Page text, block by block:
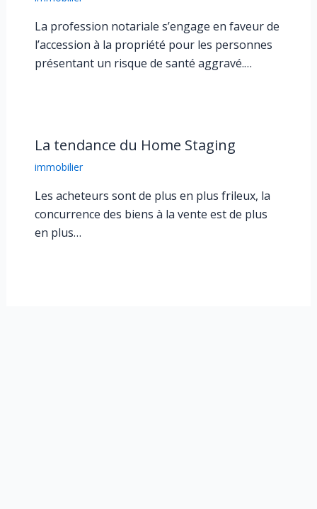
La profession notariale s’engage en faveur de
l’accession à la propriété pour les personnes
présentant un risque de santé aggravé.…
La tendance du Home Staging
immobilier
Les acheteurs sont de plus en plus frileux, la
concurrence des biens à la vente est de plus
en plus…